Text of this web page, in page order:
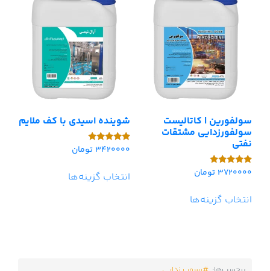
سولفورین | کاتالیست
سولفورزدایی مشتقات
نفتی
امتیاز
3720000 تومان
انتخاب گزینه‌ها
شوینده اسیدی با کف ملایم
امتیاز
3420000 تومان
انتخاب گزینه‌ها